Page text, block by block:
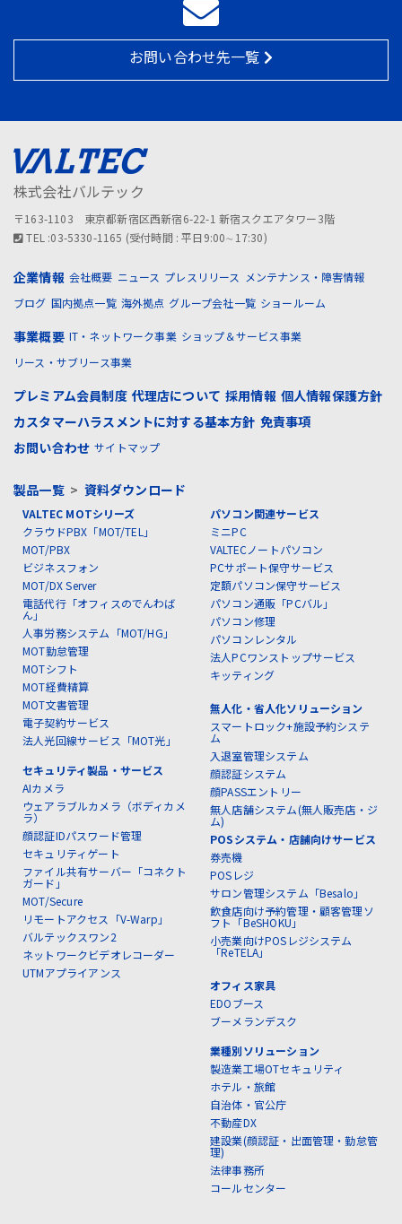
お問い合わせ先一覧
株式会社バルテック
〒163-1103 東京都新宿区西新宿6-22-1 新宿スクエアタワー3階
TEL :03-5330-1165 (受付時間 : 平日9:00∼17:30)
企業情報 会社概要 ニュース プレスリリース
メンテナンス・障害情報
ブログ 国内拠点一覧 海外拠点 グループ会社一覧 ショールーム
事業概要 IT・ネットワーク事業 ショップ＆サービス事業
リース・サブリース事業
プレミアム会員制度 代理店について 採用情報 個人情報保護方針
カスタマーハラスメントに対する基本方針 免責事項
お問い合わせ サイトマップ
製品一覧> 資料ダウンロード
VALTEC MOTシリーズ
クラウドPBX「MOT/TEL」
MOT/PBX
ビジネスフォン
MOT/DX Server
電話代行「オフィスのでんわば
ん」
人事労務システム「MOT/HG」
MOT勤怠管理
MOTシフト
MOT経費精算
MOT文書管理
電子契約サービス
法人光回線サービス「MOT光」
セキュリティ製品・サービス
AIカメラ
ウェアラブルカメラ（ボディカメ
ラ）
顔認証IDパスワード管理
セキュリティゲート
ファイル共有サーバー「コネクト
ガード」
MOT/Secure
リモートアクセス「V-Warp」
バルテックスワン2
ネットワークビデオレコーダー
UTMアプライアンス
パソコン関連サービス
ミニPC
VALTECノートパソコン
PCサポート保守サービス
定額パソコン保守サービス
パソコン通販「PCバル」
パソコン修理
パソコンレンタル
法人PCワンストップサービス
キッティング
無人化・省人化ソリューション
スマートロック+施設予約システ
ム
入退室管理システム
顔認証システム
顔PASSエントリー
無人店舗システム(無人販売店・ジ
ム)
POSシステム・店舗向けサービス
券売機
POSレジ
サロン管理システム「Besalo」
飲食店向け予約管理・顧客管理ソ
フト「BeSHOKU」
小売業向けPOSレジシステム
「ReTELA」
オフィス家具
EDOブース
ブーメランデスク
業種別ソリューション
製造業工場OTセキュリティ
ホテル・旅館
自治体・官公庁
不動産DX
建設業(顔認証・出面管理・勤怠管
理)
法律事務所
コールセンター